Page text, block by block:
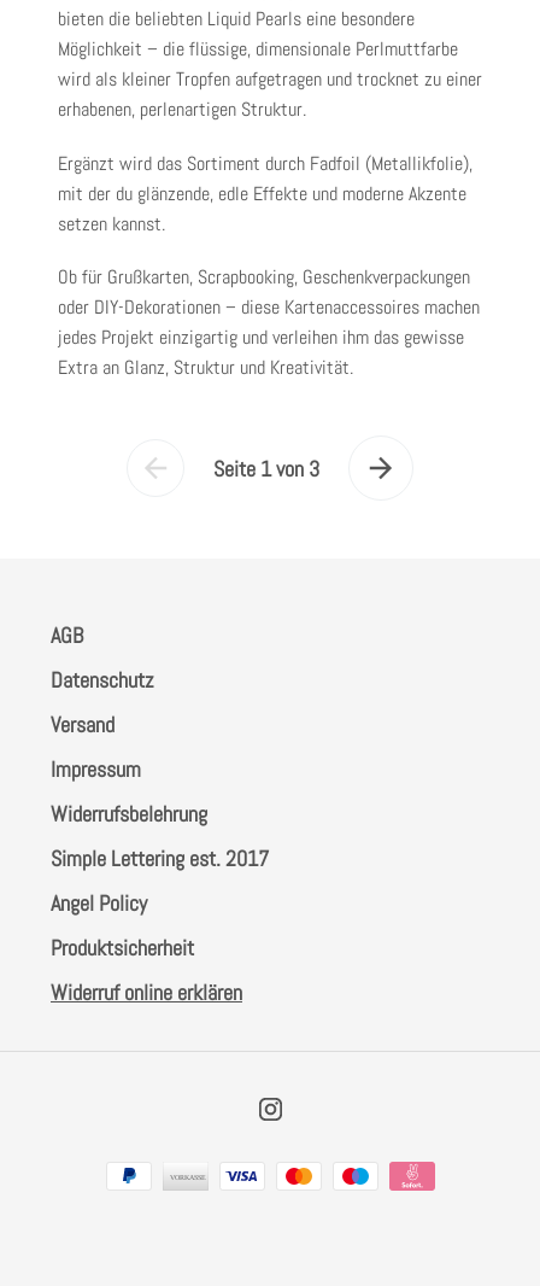
bieten die beliebten Liquid Pearls eine besondere
Möglichkeit – die flüssige, dimensionale Perlmuttfarbe
wird als kleiner Tropfen aufgetragen und trocknet zu einer
erhabenen, perlenartigen Struktur.
Ergänzt wird das Sortiment durch Fadfoil (Metallikfolie),
mit der du glänzende, edle Effekte und moderne Akzente
setzen kannst.
Ob für Grußkarten, Scrapbooking, Geschenkverpackungen
oder DIY-Dekorationen – diese Kartenaccessoires machen
jedes Projekt einzigartig und verleihen ihm das gewisse
Extra an Glanz, Struktur und Kreativität.
VorherigeSeite 1 von 3
Nächste
AGB
Datenschutz
Versand
Impressum
Widerrufsbelehrung
Simple Lettering est. 2017
Angel Policy
Produktsicherheit
Widerruf online erklären
Zahlungsarten